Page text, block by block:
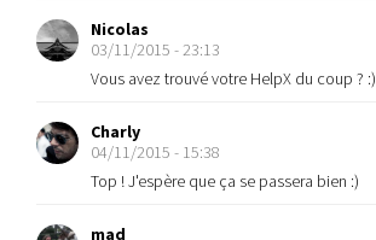
Nicolas
03/11/2015 - 23:13
Vous avez trouvé votre HelpX du coup ? :)
Charly
04/11/2015 - 15:38
Top ! J'espère que ça se passera bien :)
mad